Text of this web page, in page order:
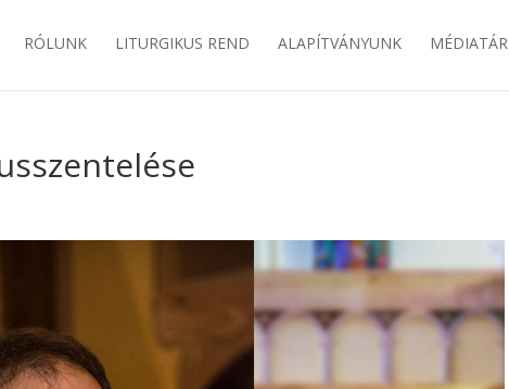
RÓLUNK LITURGIKUS REND ALAPÍTVÁNYUNK MÉDIATÁR